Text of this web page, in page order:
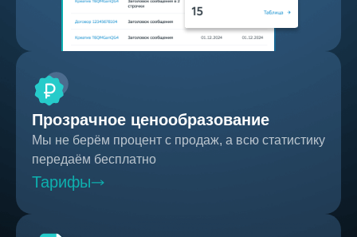
Прозрачное ценообразование
Мы не берём процент с продаж, а всю статистику
передаём бесплатно
Тарифы